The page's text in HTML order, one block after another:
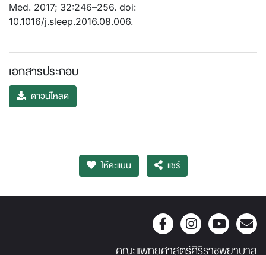
Med. 2017; 32:246–256. doi:
10.1016/j.sleep.2016.08.006.
เอกสารประกอบ
ดาวน์โหลด
ให้คะแนน แชร์
คณะแพทยศาสตร์ศิริราชพยาบาล